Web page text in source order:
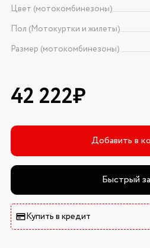
Цвет (мотокомбинезоны)
Пол (Мотокуртки и жилеты)
Размер (мотокомбинезоны)
42 222₽
Добавить в
Быстрый
Купить в кредит